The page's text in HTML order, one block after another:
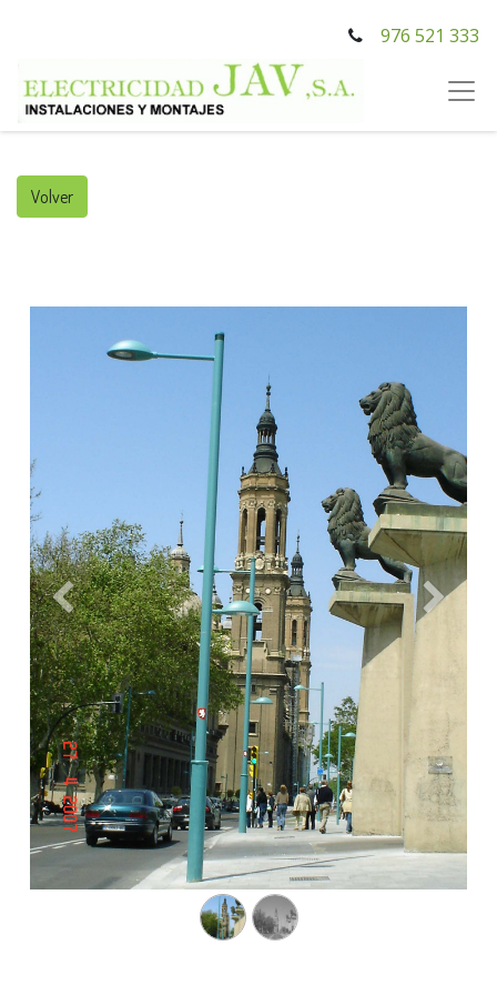
976 521 333
Volver
Anterior